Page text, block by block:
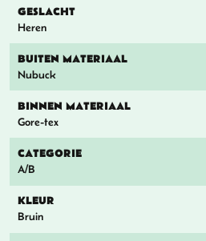
GESLACHT
Heren
BUITEN MATERIAAL
Nubuck
BINNEN MATERIAAL
Gore-tex
CATEGORIE
A/B
KLEUR
Bruin